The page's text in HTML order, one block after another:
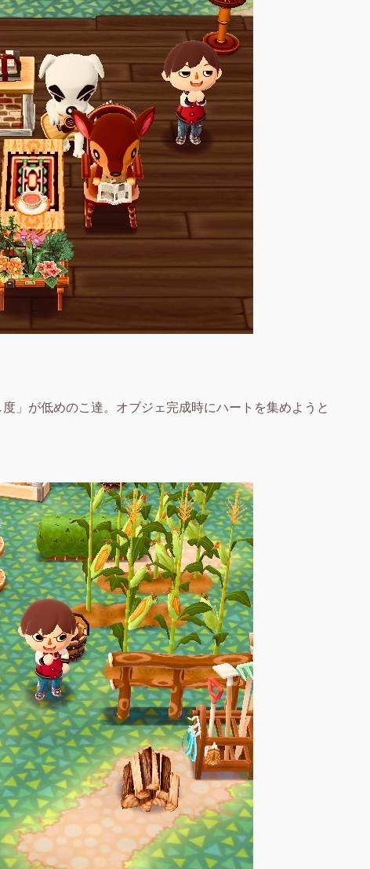
」が低めのこ達。オブジェ完成時にハートを集めようと